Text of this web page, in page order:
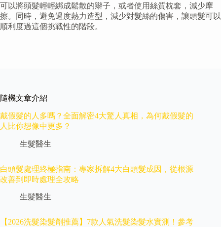
可以將頭髮輕輕綁成鬆散的辮子，或者使用絲質枕套，減少摩
擦。同時，避免過度熱力造型，減少對髮絲的傷害，讓頭髮可以
順利度過這個挑戰性的階段。
隨機文章介紹
戴假髮的人多嗎？全面解密4大驚人真相，為何戴假髮的
人比你想像中更多？
生髮醫生
白頭髮處理終極指南：專家拆解4大白頭髮成因，從根源
改善到即時處理全攻略
生髮醫生
【2026洗髮染髮劑推薦】7款人氣洗髮染髮水實測！參考